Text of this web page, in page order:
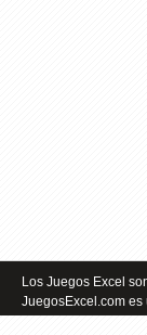
Los Juegos Excel
JuegosExcel.com